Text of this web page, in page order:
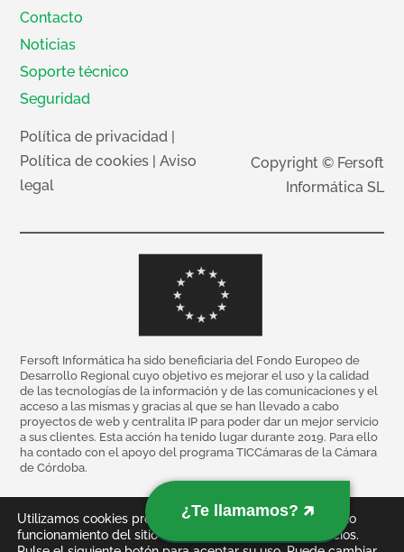
¿Te llamamos? 🡵
Contacto
Noticias
Soporte técnico
Seguridad
Política de privacidad
Política de cookies |Aviso
legal
Copyright © Fersoft
Informática SL
Fersoft Informática ha sido beneficiaria del Fondo Europeo de
Desarrollo Regional cuyo objetivo es mejorar el uso y la calidad
de las tecnologías de la información y de las comunicaciones y el
acceso a las mismas y gracias al que se han llevado a cabo
proyectos de web y centralita IP para poder dar un mejor servicio
a sus clientes. Esta acción ha tenido lugar durante 2019. Para ello
ha contado con el apoyo del programa TICCámaras de la Cámara
de Córdoba.
Utilizamos cookies propias y de terceros para el correcto
funcionamiento del sitio web y mejorar nuestros servicios.